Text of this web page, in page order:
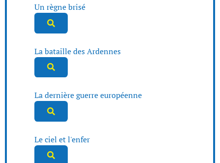
Un règne brisé
La bataille des Ardennes
La dernière guerre européenne
Le ciel et l'enfer